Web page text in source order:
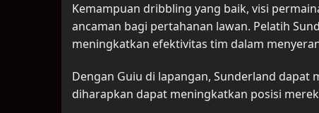
Kemampuan dribbling yang baik, visi
ancaman bagi pertahanan lawan. Pelatih
meningkatkan efektivitas tim dalam
Dengan Guiu di lapangan, Sunderland
diharapkan dapat meningkatkan posisi